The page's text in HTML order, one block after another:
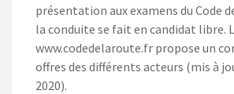
présentation aux examens du Code
la conduite se fait en candidat libre.
www.codedelaroute.fr propose un
offres des différents acteurs (mis à
2020).